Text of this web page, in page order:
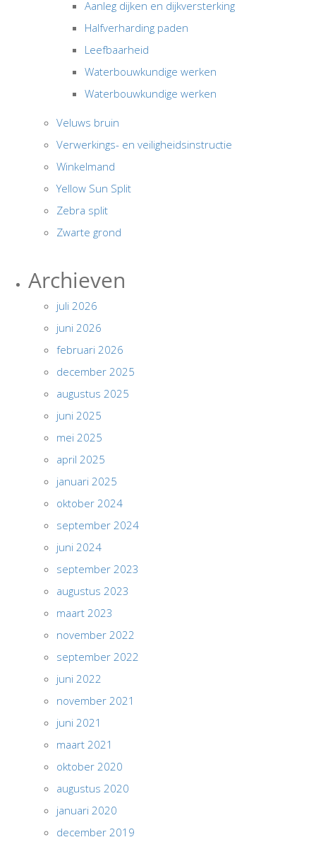
Aanleg dijken en dijkversterking
Halfverharding paden
Leefbaarheid
Waterbouwkundige werken
Waterbouwkundige werken
Veluws bruin
Verwerkings- en veiligheidsinstructie
Winkelmand
Yellow Sun Split
Zebra split
Zwarte grond
Archieven
juli 2026
juni 2026
februari 2026
december 2025
augustus 2025
juni 2025
mei 2025
april 2025
januari 2025
oktober 2024
september 2024
juni 2024
september 2023
augustus 2023
maart 2023
november 2022
september 2022
juni 2022
november 2021
juni 2021
maart 2021
oktober 2020
augustus 2020
januari 2020
december 2019